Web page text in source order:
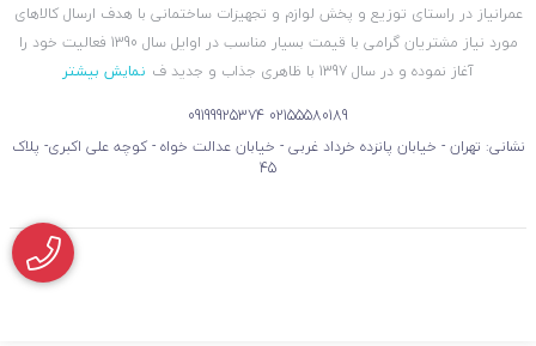
عمرانیاز در راستای توزیع و پخش لوازم و تجهیزات ساختمانی با هدف ارسال کالاهای
مورد نیاز مشتریان گرامی با قیمت بسیار مناسب در اوایل سال 1390 فعالیت خود را
آغاز نموده و در سال 1397 با ظاهری جذاب و جدید ف
نمایش بیشتر
02155580189
09199925374
نشانی: تهران - خیابان پانزده خرداد غربی - خیابان عدالت خواه - کوچه علی اکبری- پلاک
45